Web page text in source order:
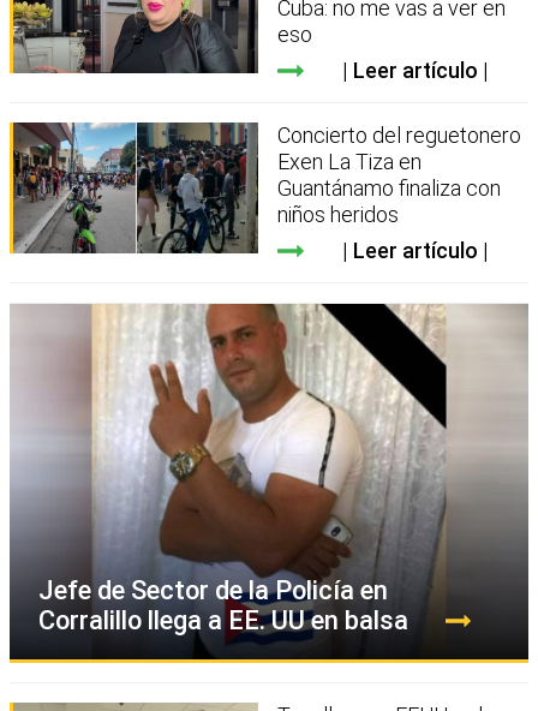
Cuba: no me vas a ver en
eso
Leer artículo
Concierto del reguetonero
Exen La Tiza en
Guantánamo finaliza con
niños heridos
Leer artículo
Jefe de Sector de la Policía en
Corralillo llega a EE. UU en balsa